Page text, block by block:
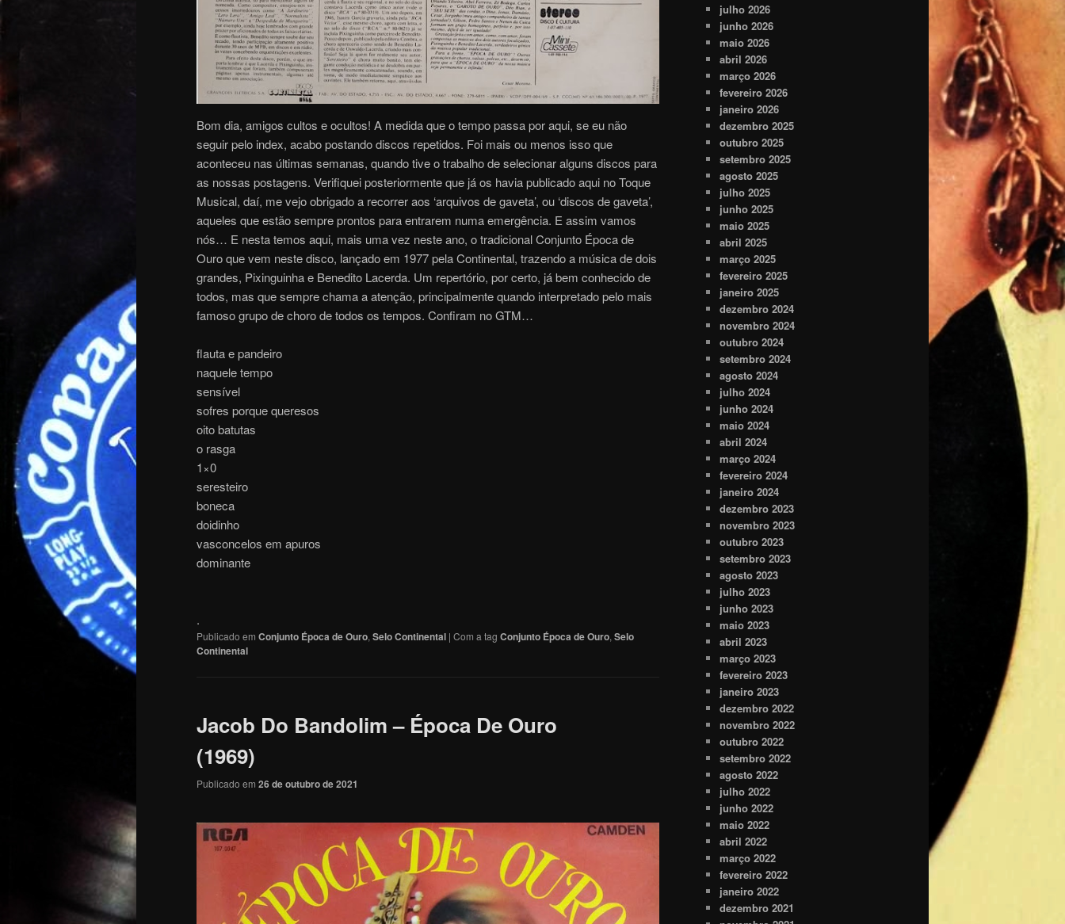
Bom dia, amigos cultos e ocultos! A medida que o tempo passa por aqui, se eu não
seguir pelo index, acabo postando discos repetidos. Foi mais ou menos isso que
aconteceu nas últimas semanas, quando tive o trabalho de selecionar alguns discos para
as nossas postagens. Verifiquei posteriormente que já os havia publicado aqui no Toque
Musical, daí, me vejo obrigado a recorrer aos ‘arquivos de gaveta’, ou ‘discos de gaveta’,
aqueles que estão sempre prontos para entrarem numa emergência. E assim vamos
nós… E nesta temos aqui, mais uma vez neste ano, o tradicional Conjunto Época de
Ouro que vem neste disco, lançado em 1977 pela Continental, trazendo a música de dois
grandes, Pixinguinha e Benedito Lacerda. Um repertório, por certo, já bem conhecido de
todos, mas que sempre chama a atenção, principalmente quando interpretado pelo mais
famoso grupo de choro de todos os tempos. Confiram no GTM…
flauta e pandeiro
naquele tempo
sensível
sofres porque queresos
oito batutas
o rasga
1×0
seresteiro
boneca
doidinho
vasconcelos em apuros
dominante
.
Publicado em Conjunto Época de Ouro, Selo Continental | Com a tag Conjunto Época de Ouro, Selo
Continental
Jacob Do Bandolim – Época De Ouro
(1969)
Publicado em 26 de outubro de 2021
julho 2026
junho 2026
maio 2026
abril 2026
março 2026
fevereiro 2026
janeiro 2026
dezembro 2025
outubro 2025
setembro 2025
agosto 2025
julho 2025
junho 2025
maio 2025
abril 2025
março 2025
fevereiro 2025
janeiro 2025
dezembro 2024
novembro 2024
outubro 2024
setembro 2024
agosto 2024
julho 2024
junho 2024
maio 2024
abril 2024
março 2024
fevereiro 2024
janeiro 2024
dezembro 2023
novembro 2023
outubro 2023
setembro 2023
agosto 2023
julho 2023
junho 2023
maio 2023
abril 2023
março 2023
fevereiro 2023
janeiro 2023
dezembro 2022
novembro 2022
outubro 2022
setembro 2022
agosto 2022
julho 2022
junho 2022
maio 2022
abril 2022
março 2022
fevereiro 2022
janeiro 2022
dezembro 2021